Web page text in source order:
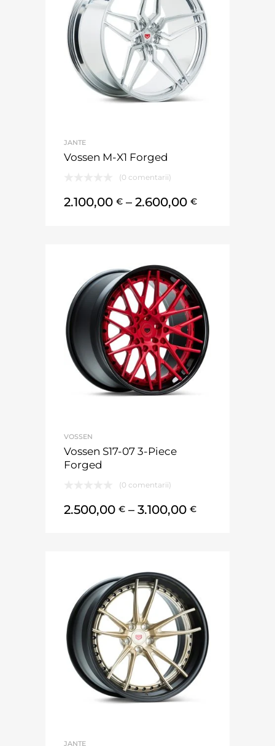
JANTE
Vossen M-X1 Forged
(0 comentarii)
2.100,00 € – 2.600,00 €
VOSSEN
Vossen S17-07 3-Piece
Forged
(0 comentarii)
2.500,00 € – 3.100,00 €
JANTE